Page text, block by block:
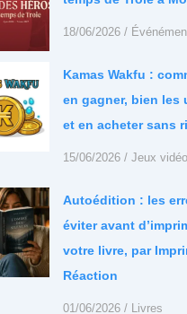
18/06/2026 /
Kamas Wakfu :
en gagner, bien les
et en acheter sans
15/06/2026 / Jeux vidéo
Autoédition : les
éviter avant
votre livre, par
Réaction
01/06/2026 / Livres